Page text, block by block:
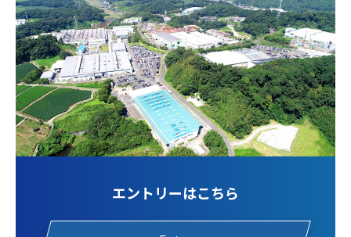
エントリーはこちら